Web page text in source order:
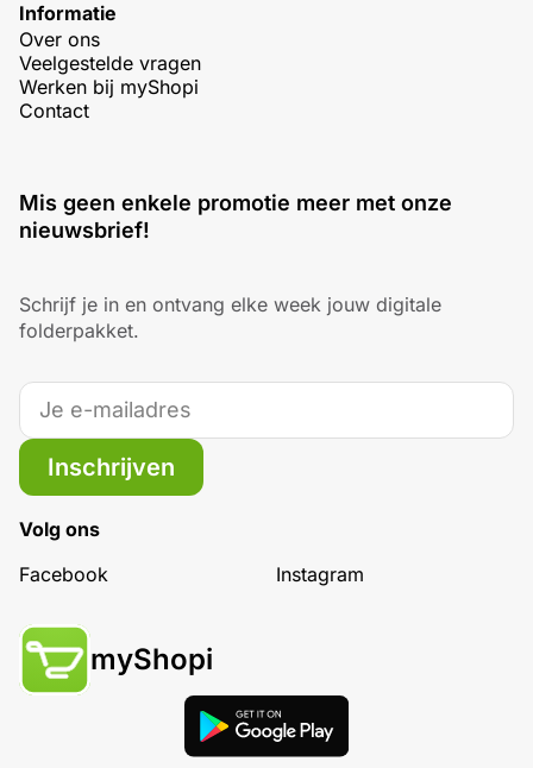
Informatie
Over ons
Veelgestelde vragen
Werken bij myShopi
Contact
Mis geen enkele promotie meer met onze
nieuwsbrief!
Schrijf je in en ontvang elke week jouw digitale
folderpakket.
Inschrijven
Volg ons
Facebook
Instagram
myShopi